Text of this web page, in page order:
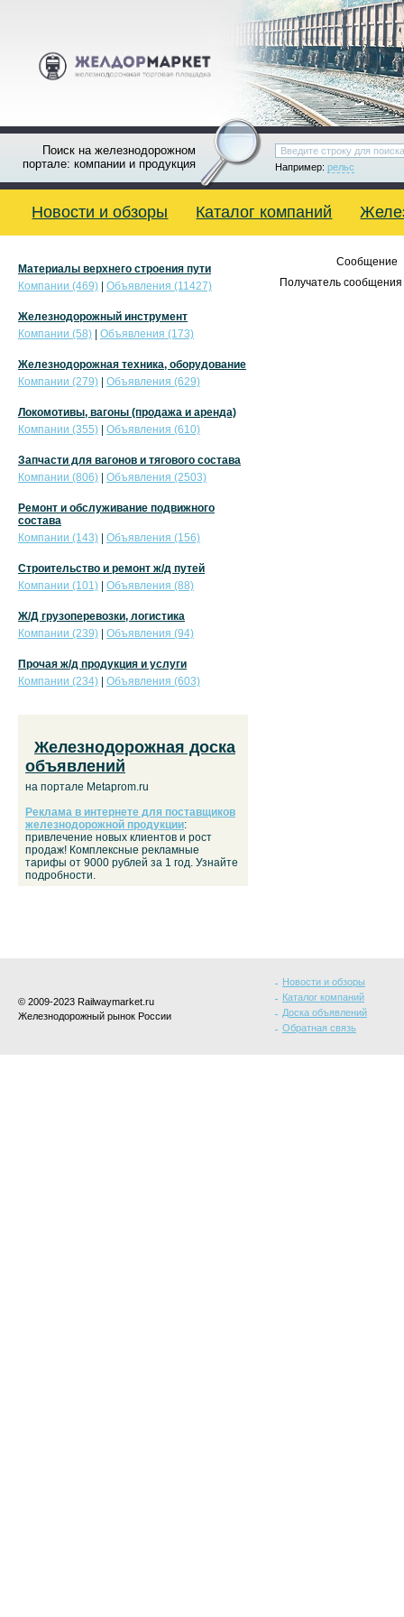
Поиск на железнодорожном
портале: компании и продукция
Например: рельс
Новости и обзоры Каталог компаний
Сообщение
Получатель сообщения
Материалы верхнего строения пути
Компании (469)
Объявления (11427)
Железнодорожный инструмент
Компании (58)
Объявления (173)
Железнодорожная техника, оборудование
Компании (279)
Объявления (629)
Локомотивы, вагоны (продажа и аренда)
Компании (355)
Объявления (610)
Запчасти для вагонов и тягового состава
Компании (806)
Объявления (2503)
Ремонт и обслуживание подвижного
состава
Компании (143)
Объявления (156)
Строительство и ремонт ж/д путей
Компании (101)
Объявления (88)
Ж/Д грузоперевозки, логистика
Компании (239)
Объявления (94)
Прочая ж/д продукция и услуги
Компании (234)
Объявления (603)
Железнодорожная доска
объявлений
на портале Metaprom.ru
Реклама в интернете для поставщиков
железнодорожной продукции:
привлечение новых клиентов и рост
продаж! Комплексные рекламные
тарифы от 9000 рублей за 1 год. Узнайте
подробности.
© 2009-2023 Railwaymarket.ru
Железнодорожный рынок России
Новости и обзоры
Каталог компаний
Доска объявлений
Обратная связь